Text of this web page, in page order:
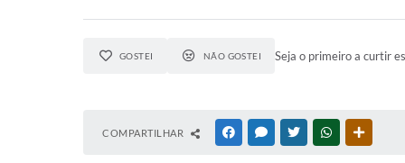
GOSTEI NÃO GOSTEI Seja o primeiro a curtir
COMPARTILHAR FACEBOOKMESSENGER
TWITTERWHATSAPP